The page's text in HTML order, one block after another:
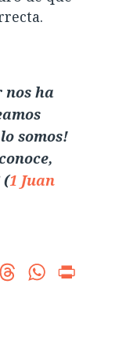
nos ha
somos!
(1 Juan
ThreadsWhatsApp